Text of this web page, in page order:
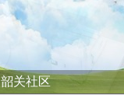
韶关社区